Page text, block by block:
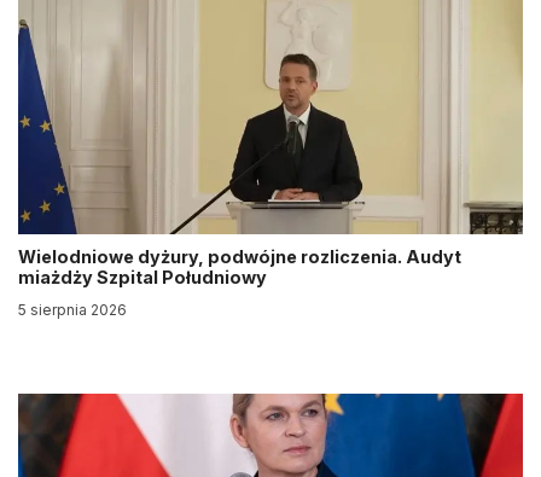
Wielodniowe dyżury, podwójne rozliczenia. Audyt
miażdży Szpital Południowy
5 sierpnia 2026